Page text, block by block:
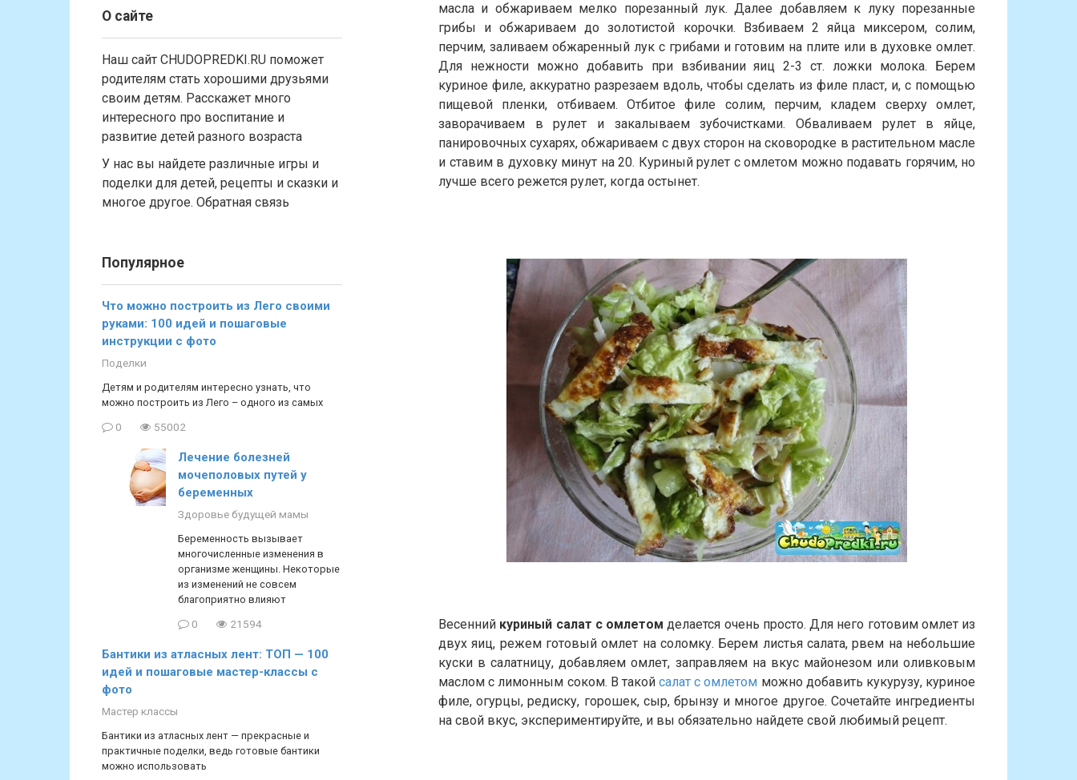
масла и обжариваем мелко порезанный лук. Далее добавляем к луку порезанные
грибы и обжариваем до золотистой корочки. Взбиваем 2 яйца миксером, солим,
перчим, заливаем обжаренный лук с грибами и готовим на плите или в духовке омлет.
Для нежности можно добавить при взбивании яиц 2-3 ст. ложки молока. Берем
куриное филе, аккуратно разрезаем вдоль, чтобы сделать из филе пласт, и, с помощью
пищевой пленки, отбиваем. Отбитое филе солим, перчим, кладем сверху омлет,
заворачиваем в рулет и закалываем зубочистками. Обваливаем рулет в яйце,
панировочных сухарях, обжариваем с двух сторон на сковородке в растительном масле
и ставим в духовку минут на 20. Куриный рулет с омлетом можно подавать горячим, но
лучше всего режется рулет, когда остынет.
Весенний куриный салат с омлетом делается очень просто. Для него готовим омлет из
двух яиц, режем готовый омлет на соломку. Берем листья салата, рвем на небольшие
куски в салатницу, добавляем омлет, заправляем на вкус майонезом или оливковым
маслом с лимонным соком. В такой салат с омлетом можно добавить кукурузу, куриное
филе, огурцы, редиску, горошек, сыр, брынзу и многое другое. Сочетайте ингредиенты
на свой вкус, экспериментируйте, и вы обязательно найдете свой любимый рецепт.
О сайте
Наш сайт CHUDOPREDKI.RU поможет
родителям стать хорошими друзьями
своим детям. Расскажет много
интересного про воспитание и
развитие детей разного возраста
У нас вы найдете различные игры и
поделки для детей, рецепты и сказки и
многое другое. Обратная связь
Популярное
Что можно построить из Лего своими
руками: 100 идей и пошаговые
инструкции с фото
Поделки
Детям и родителям интересно узнать, что
можно построить из Лего – одного из самых
0 55002
Лечение болезней
мочеполовых путей у
беременных
Здоровье будущей мамы
Беременность вызывает
многочисленные изменения в
организме женщины. Некоторые
из изменений не совсем
благоприятно влияют
0 21594
Бантики из атласных лент: ТОП — 100
идей и пошаговые мастер-классы с
фото
Мастер классы
Бантики из атласных лент — прекрасные и
практичные поделки, ведь готовые бантики
можно использовать